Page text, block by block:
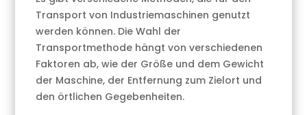
Transport von Industriemaschinen genutzt
werden können. Die Wahl der
Transportmethode hängt von verschiedenen
Faktoren ab, wie der Größe und dem Gewicht
der Maschine, der Entfernung zum Zielort und
den örtlichen Gegebenheiten.